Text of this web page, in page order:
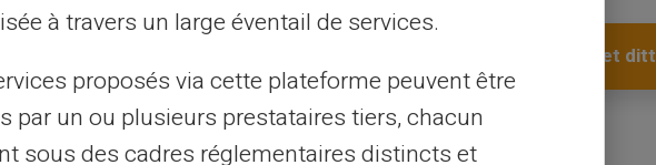
l'essor des technologies de paiement mobile et les
continues dans le secteur bancaire, la question
la sûreté des transactions s...
Få kortet ditt
à travers un large éventail de services.
proposés via cette plateforme peuvent être
par un ou plusieurs prestataires tiers, chacun
sous des cadres réglementaires distincts et